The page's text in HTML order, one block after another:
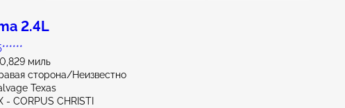
2.4L
миль
сторона/Неизвестно
Texas
- CORPUS CHRISTI